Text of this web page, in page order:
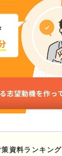
資料ランキング